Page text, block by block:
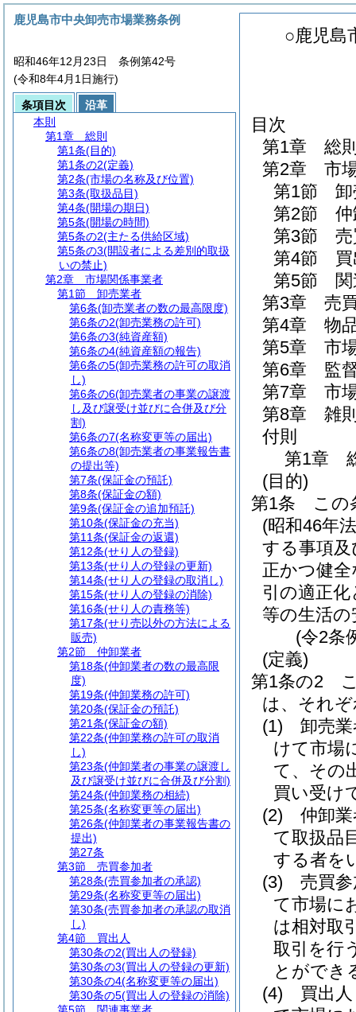
○鹿児島
目次
第1章
総
第2章
市
第1節
第2節
第3節
第4節
第5節
第3章
売
第4章
物
第5章
市
第6章
監
第7章
市
第8章
雑
付則
第1章
(目的)
第1条
この
(昭和46年
する事項
正かつ健
引の適正
等の生活
(令2条
(定義)
第1条の2
は、それ
(1)
卸売
けて市場
て、その
買い受け
(2)
仲卸
て取扱品
する者を
(3)
売買
て市場に
は相対取
取引を行
とができ
(4)
買出
鹿児島市中央卸売市場業務条例
昭和46年12月23日 条例第42号
(令和8年4月1日施行)
条項目次
沿革
本則
第1章
総則
第1条(目的)
第1条の2(定義)
第2条(市場の名称及び位置)
第3条(取扱品目)
第4条(開場の期日)
第5条(開場の時間)
第5条の2(主たる供給区域)
第5条の3(開設者による差別的取扱
いの禁止)
第2章
市場関係事業者
第1節
卸売業者
第6条(卸売業者の数の最高限度)
第6条の2(卸売業務の許可)
第6条の3(純資産額)
第6条の4(純資産額の報告)
第6条の5(卸売業務の許可の取消
し)
第6条の6(卸売業者の事業の譲渡
し及び譲受け並びに合併及び分
割)
第6条の7(名称変更等の届出)
第6条の8(卸売業者の事業報告書
の提出等)
第7条(保証金の預託)
第8条(保証金の額)
第9条(保証金の追加預託)
第10条(保証金の充当)
第11条(保証金の返還)
第12条(せり人の登録)
第13条(せり人の登録の更新)
第14条(せり人の登録の取消し)
第15条(せり人の登録の消除)
第16条(せり人の責務等)
第17条(せり売以外の方法による
販売)
第2節
仲卸業者
第18条(仲卸業者の数の最高限
度)
第19条(仲卸業務の許可)
第20条(保証金の預託)
第21条(保証金の額)
第22条(仲卸業務の許可の取消
し)
第23条(仲卸業者の事業の譲渡し
及び譲受け並びに合併及び分割)
第24条(仲卸業務の相続)
第25条(名称変更等の届出)
第26条(仲卸業者の事業報告書の
提出)
第27条
第3節
売買参加者
第28条(売買参加者の承認)
第29条(名称変更等の届出)
第30条(売買参加者の承認の取消
し)
第4節
買出人
第30条の2(買出人の登録)
第30条の3(買出人の登録の更新)
第30条の4(名称変更等の届出)
第30条の5(買出人の登録の消除)